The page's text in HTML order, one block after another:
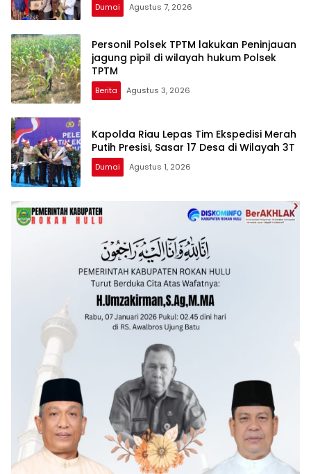
Dumai Agustus 7, 2026
Personil Polsek TPTM lakukan Peninjauan
jagung pipil di wilayah hukum Polsek
TPTM
Berita Agustus 3, 2026
Kapolda Riau Lepas Tim Ekspedisi Merah
Putih Presisi, Sasar 17 Desa di Wilayah 3T
Dumai Agustus 1, 2026